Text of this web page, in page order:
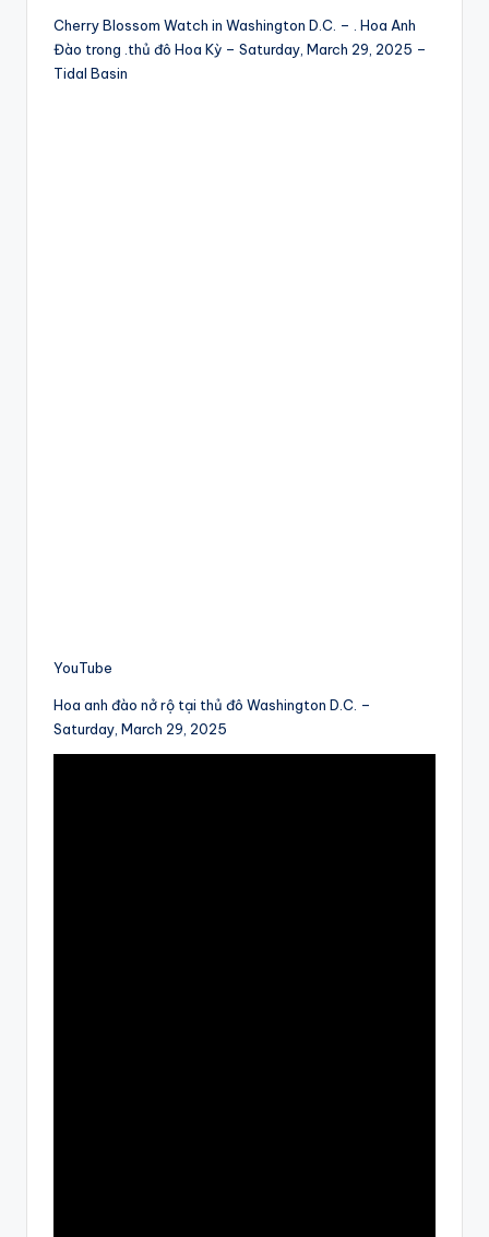
Cherry Blossom Watch in Washington D.C. – . Hoa Anh
Đào trong .thủ đô Hoa Kỳ – Saturday, March 29, 2025 –
Tidal Basin
YouTube
Hoa anh đào nở rộ tại thủ đô Washington D.C. –
Saturday, March 29, 2025